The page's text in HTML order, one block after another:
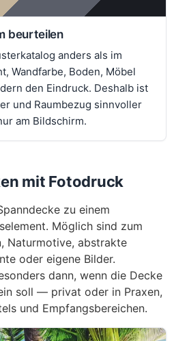
beurteilen
anders als im
Wandfarbe, Boden, Möbel
den Eindruck. Deshalb ist
und Raumbezug sinnvoller
am Bildschirm.
mit Fotodruck
zu einem
Möglich sind zum
Naturmotive, abstrakte
oder eigene Bilder.
dann, wenn die Decke
soll — privat oder in Praxen,
und Empfangsbereichen.